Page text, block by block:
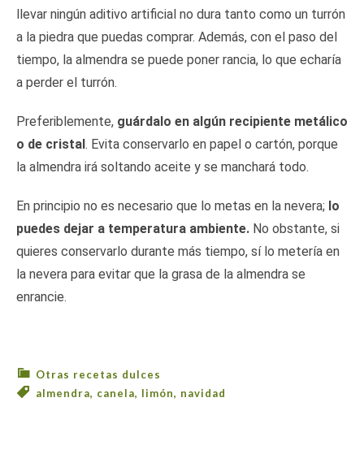
llevar ningún aditivo artificial no dura tanto como un turrón
a la piedra que puedas comprar. Además, con el paso del
tiempo, la almendra se puede poner rancia, lo que echaría
a perder el turrón.
Preferiblemente, guárdalo en algún recipiente metálico
o de cristal. Evita conservarlo en papel o cartón, porque
la almendra irá soltando aceite y se manchará todo.
En principio no es necesario que lo metas en la nevera; lo
puedes dejar a temperatura ambiente. No obstante, si
quieres conservarlo durante más tiempo, sí lo metería en
la nevera para evitar que la grasa de la almendra se
enrancie.
Otras recetas dulces
almendra, canela, limón, navidad